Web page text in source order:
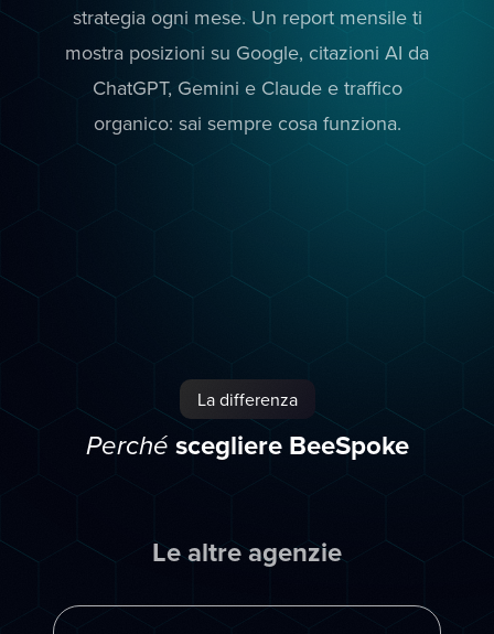
strategia ogni mese. Un report mensile ti
mostra posizioni su Google, citazioni AI da
ChatGPT, Gemini e Claude e traffico
organico: sai sempre cosa funziona.
La differenza
Perché scegliere BeeSpoke
Le altre agenzie